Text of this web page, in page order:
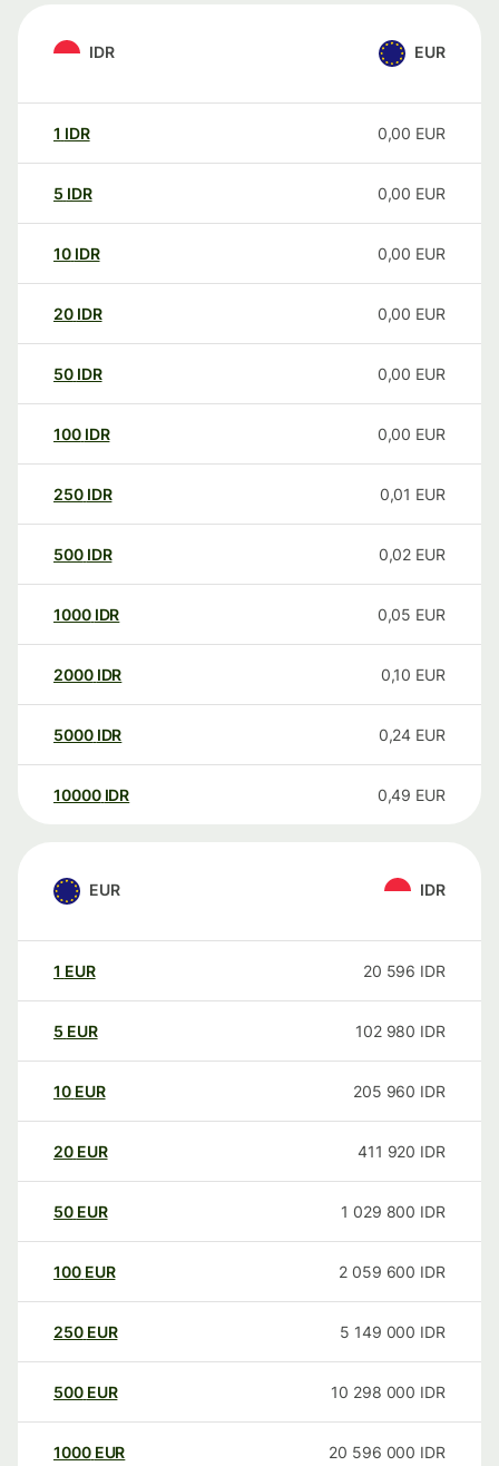
IDR EUR
1 IDR 0,00 EUR
5 IDR 0,00 EUR
10 IDR 0,00 EUR
20 IDR 0,00 EUR
50 IDR 0,00 EUR
100 IDR 0,00 EUR
250 IDR 0,01 EUR
500 IDR 0,02 EUR
1000 IDR 0,05 EUR
2000 IDR 0,10 EUR
5000 IDR 0,24 EUR
10000 IDR 0,49 EUR
EUR IDR
1 EUR 20 596 IDR
5 EUR 102 980 IDR
10 EUR 205 960 IDR
20 EUR 411 920 IDR
50 EUR 1 029 800 IDR
100 EUR 2 059 600 IDR
250 EUR 5 149 000 IDR
500 EUR 10 298 000 IDR
1000 EUR 20 596 000 IDR